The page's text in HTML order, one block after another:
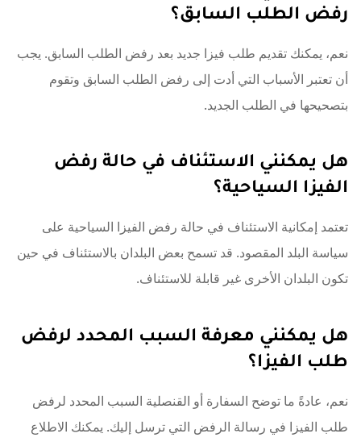
رفض الطلب السابق؟
نعم، يمكنك تقديم طلب فيزا جديد بعد رفض الطلب السابق. يجب
أن تعتبر الأسباب التي أدت إلى رفض الطلب السابق وتقوم
بتصحيحها في الطلب الجديد.
هل يمكنني الاستئناف في حالة رفض
الفيزا السياحية؟
تعتمد إمكانية الاستئناف في حالة رفض الفيزا السياحية على
سياسة البلد المقصود. قد تسمح بعض البلدان بالاستئناف في حين
تكون البلدان الأخرى غير قابلة للاستئناف.
هل يمكنني معرفة السبب المحدد لرفض
طلب الفيزا؟
نعم، عادةً ما توضح السفارة أو القنصلية السبب المحدد لرفض
طلب الفيزا في رسالة الرفض التي ترسل إليك. يمكنك الاطلاع